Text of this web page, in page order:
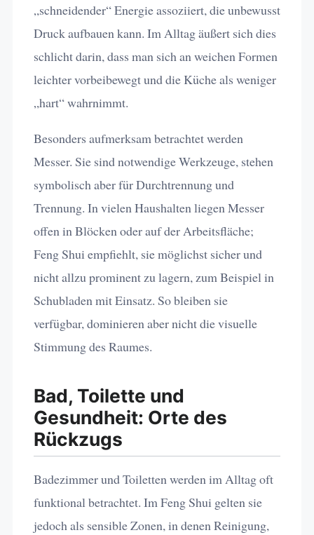
„schneidender“ Energie assoziiert, die unbewusst
Druck aufbauen kann. Im Alltag äußert sich dies
schlicht darin, dass man sich an weichen Formen
leichter vorbeibewegt und die Küche als weniger
„hart“ wahrnimmt.
Besonders aufmerksam betrachtet werden
Messer. Sie sind notwendige Werkzeuge, stehen
symbolisch aber für Durchtrennung und
Trennung. In vielen Haushalten liegen Messer
offen in Blöcken oder auf der Arbeitsfläche;
Feng Shui empfiehlt, sie möglichst sicher und
nicht allzu prominent zu lagern, zum Beispiel in
Schubladen mit Einsatz. So bleiben sie
verfügbar, dominieren aber nicht die visuelle
Stimmung des Raumes.
Bad, Toilette und
Gesundheit: Orte des
Rückzugs
Badezimmer und Toiletten werden im Alltag oft
funktional betrachtet. Im Feng Shui gelten sie
jedoch als sensible Zonen, in denen Reinigung,